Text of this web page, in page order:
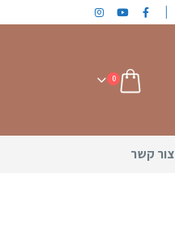
|
0
צור קשר